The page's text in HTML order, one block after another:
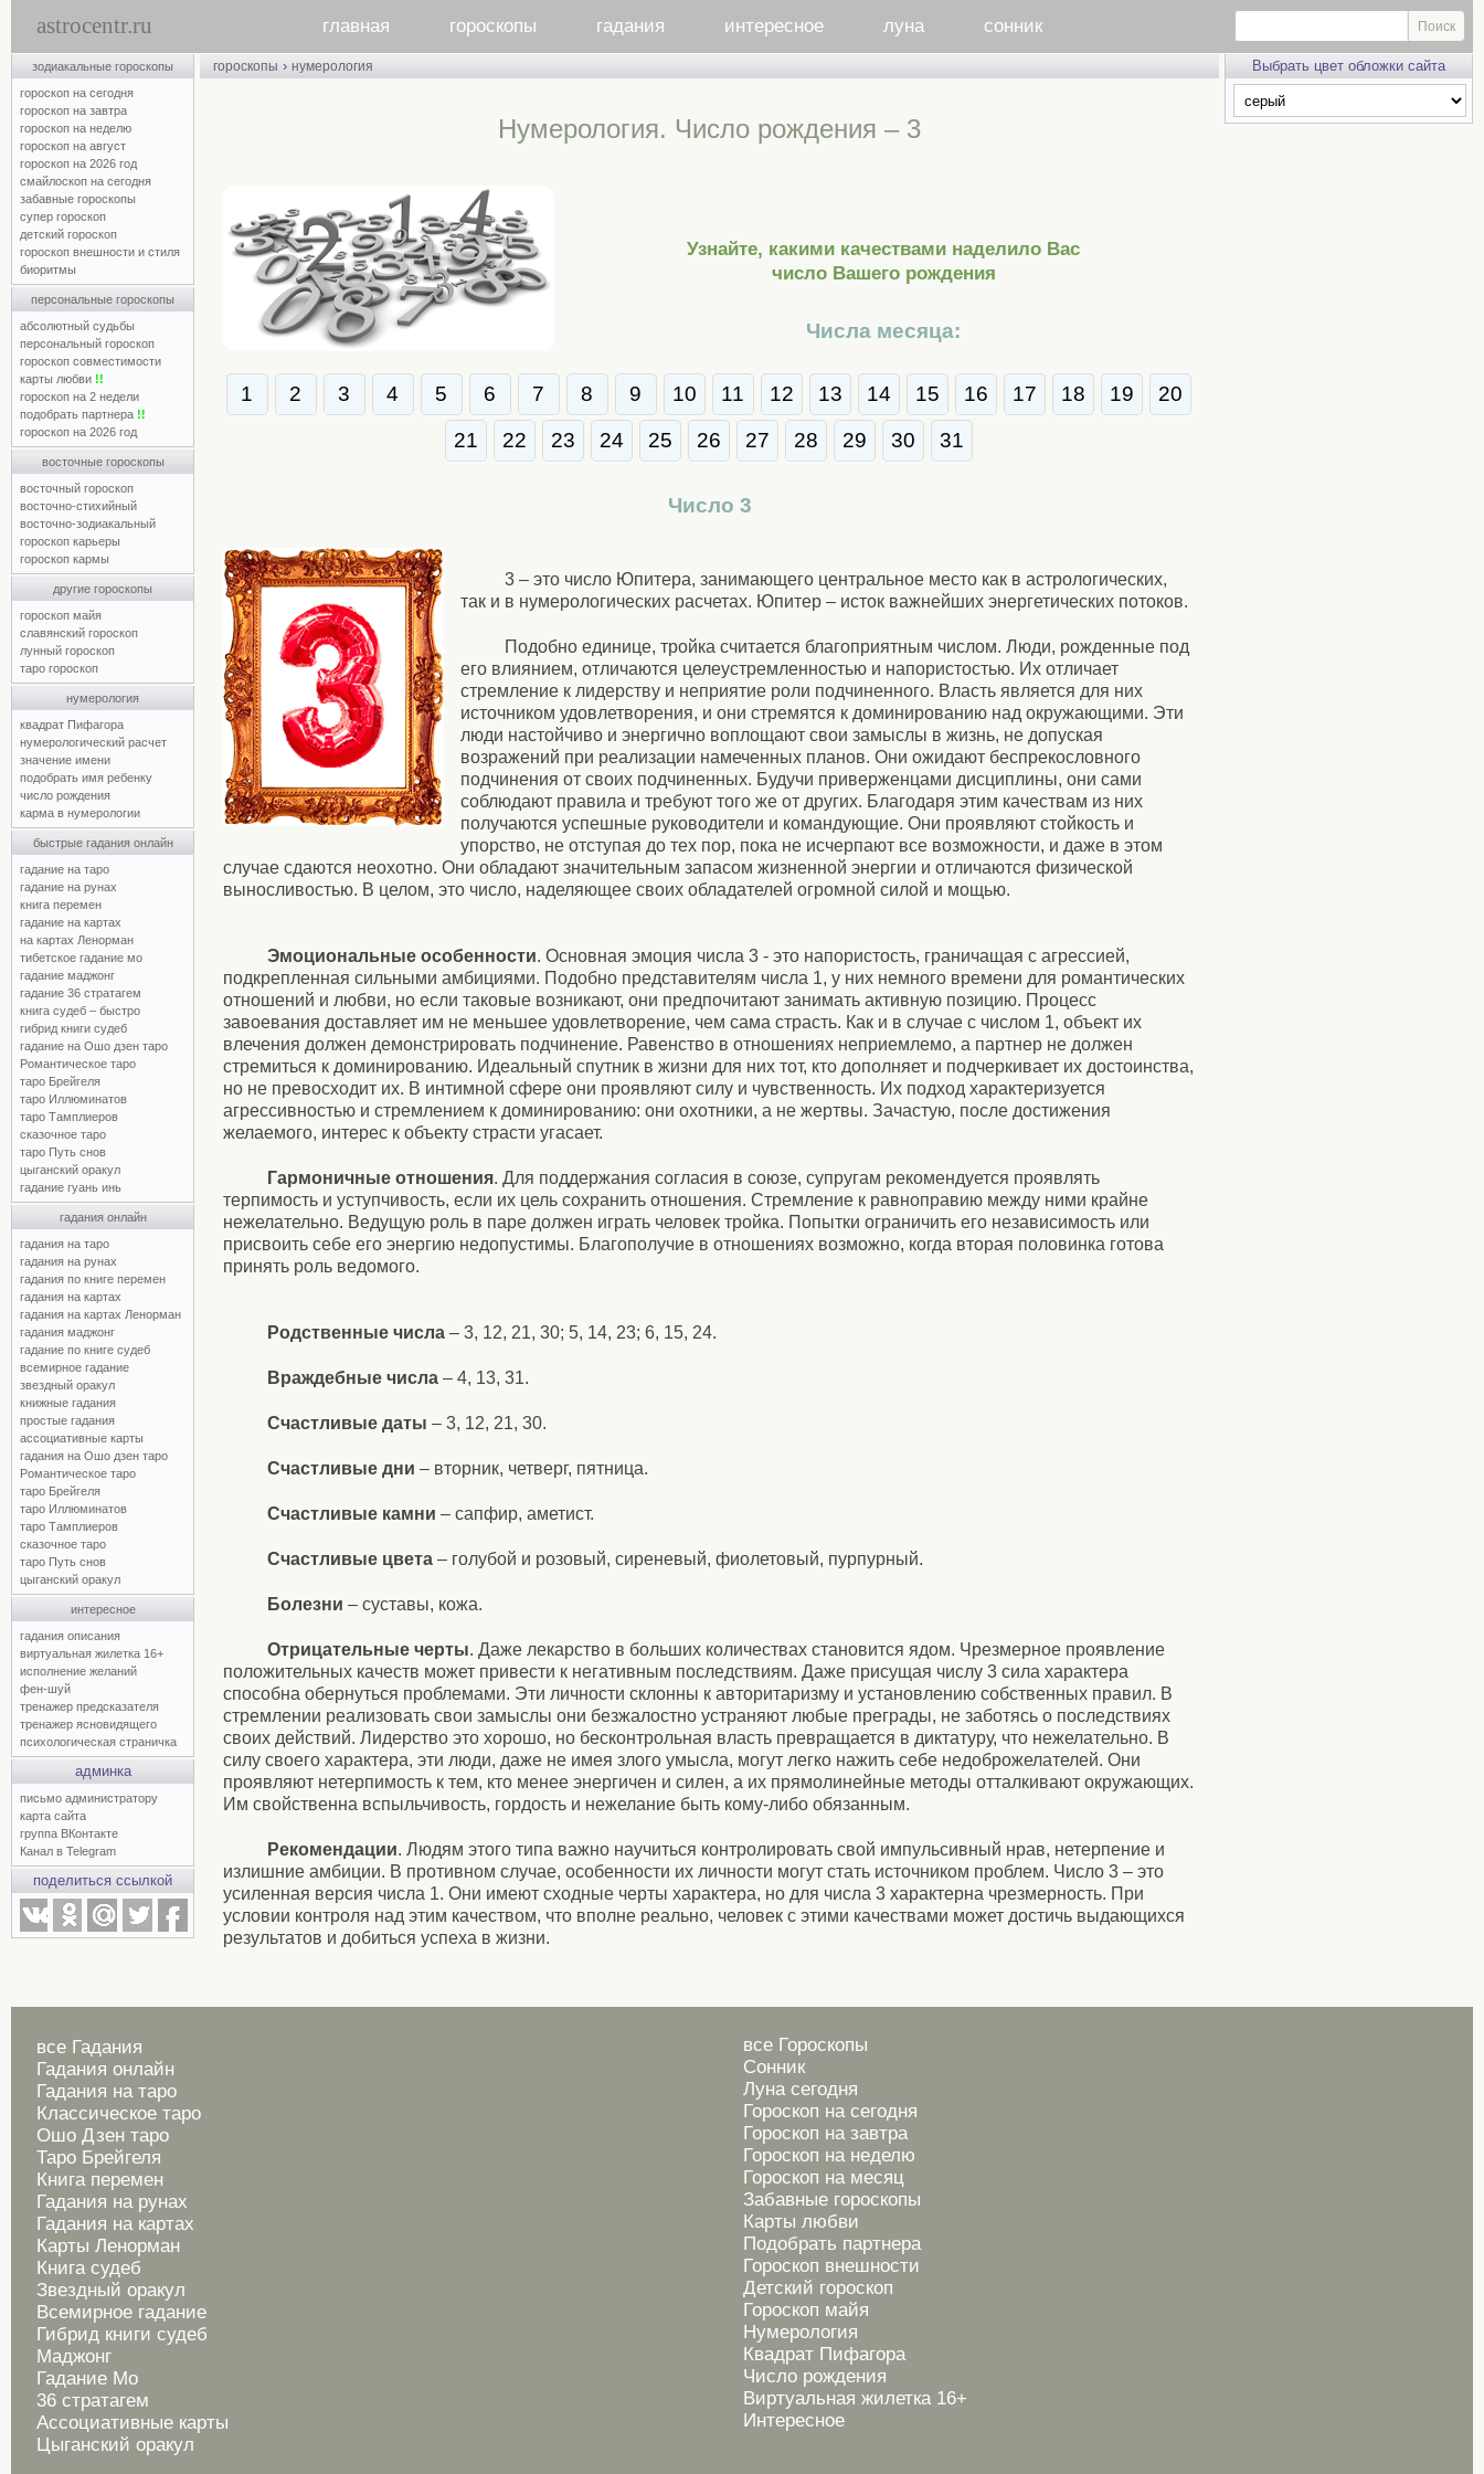
astrocentr.ru главная гороскопы гадания интересное луна сонник
зодиакальные гороскопы
гороскоп на сегодня
гороскоп на завтра
гороскоп на неделю
гороскоп на август
гороскоп на 2026 год
смайлоскоп на сегодня
забавные гороскопы
супер гороскоп
детский гороскоп
гороскоп внешности и стиля
биоритмы
персональные гороскопы
абсолютный судьбы
персональный гороскоп
гороскоп совместимости
карты любви !!
гороскоп на 2 недели
подобрать партнера !!
гороскоп на 2026 год
восточные гороскопы
восточный гороскоп
восточно-стихийный
восточно-зодиакальный
гороскоп карьеры
гороскоп кармы
другие гороскопы
гороскоп майя
славянский гороскоп
лунный гороскоп
таро гороскоп
нумерология
квадрат Пифагора
нумерологический расчет
значение имени
подобрать имя ребенку
число рождения
карма в нумерологии
быстрые гадания онлайн
гадание на таро
гадание на рунах
книга перемен
гадание на картах
на картах Ленорман
тибетское гадание мо
гадание маджонг
гадание 36 стратагем
книга судеб – быстро
гибрид книги судеб
гадание на Ошо дзен таро
Романтическое таро
таро Брейгеля
таро Иллюминатов
таро Тамплиеров
сказочное таро
таро Путь снов
цыганский оракул
гадание гуань инь
гадания онлайн
гадания на таро
гадания на рунах
гадания по книге перемен
гадания на картах
гадания на картах Ленорман
гадания маджонг
гадание по книге судеб
всемирное гадание
звездный оракул
книжные гадания
простые гадания
ассоциативные карты
гадания на Ошо дзен таро
Романтическое таро
таро Брейгеля
таро Иллюминатов
таро Тамплиеров
сказочное таро
таро Путь снов
цыганский оракул
интересное
гадания описания
виртуальная жилетка 16+
исполнение желаний
фен-шуй
тренажер предсказателя
тренажер ясновидящего
психологическая страничка
админка
письмо администратору
карта сайта
группа ВКонтакте
Канал в Telegram
поделиться ссылкой
гороскопы › нумерология
Нумерология. Число рождения – 3
Узнайте, какими качествами наделило Вас
число Вашего рождения
Числа месяца:
1 2 3 4 5 6 7 8 9 10 11 12 13 14 15 16 17 18 19
20
21
22 23 24 25 26 27 28 29 30 31
Число 3
3 – это число Юпитера, занимающего центральное место как в астрологических,
так и в нумерологических расчетах. Юпитер – исток важнейших энергетических потоков.
Подобно единице, тройка считается благоприятным числом. Люди, рожденные под
его влиянием, отличаются целеустремленностью и напористостью. Их отличает
стремление к лидерству и неприятие роли подчиненного. Власть является для них
источником удовлетворения, и они стремятся к доминированию над окружающими. Эти
люди настойчиво и энергично воплощают свои замыслы в жизнь, не допуская
возражений при реализации намеченных планов. Они ожидают беспрекословного
подчинения от своих подчиненных. Будучи приверженцами дисциплины, они сами
соблюдают правила и требуют того же от других. Благодаря этим качествам из них
получаются успешные руководители и командующие. Они проявляют стойкость и
упорство, не отступая до тех пор, пока не исчерпают все возможности, и даже в этом
случае сдаются неохотно. Они обладают значительным запасом жизненной энергии и отличаются физической
выносливостью. В целом, это число, наделяющее своих обладателей огромной силой и мощью.
Эмоциональные особенности. Основная эмоция числа 3 - это напористость, граничащая с агрессией,
подкрепленная сильными амбициями. Подобно представителям числа 1, у них немного времени для романтических
отношений и любви, но если таковые возникают, они предпочитают занимать активную позицию. Процесс
завоевания доставляет им не меньшее удовлетворение, чем сама страсть. Как и в случае с числом 1, объект их
влечения должен демонстрировать подчинение. Равенство в отношениях неприемлемо, а партнер не должен
стремиться к доминированию. Идеальный спутник в жизни для них тот, кто дополняет и подчеркивает их достоинства,
но не превосходит их. В интимной сфере они проявляют силу и чувственность. Их подход характеризуется
агрессивностью и стремлением к доминированию: они охотники, а не жертвы. Зачастую, после достижения
желаемого, интерес к объекту страсти угасает.
Гармоничные отношения. Для поддержания согласия в союзе, супругам рекомендуется проявлять
терпимость и уступчивость, если их цель сохранить отношения. Стремление к равноправию между ними крайне
нежелательно. Ведущую роль в паре должен играть человек тройка. Попытки ограничить его независимость или
присвоить себе его энергию недопустимы. Благополучие в отношениях возможно, когда вторая половинка готова
принять роль ведомого.
Родственные числа – 3, 12, 21, 30; 5, 14, 23; 6, 15, 24.
Враждебные числа – 4, 13, 31.
Счастливые даты – 3, 12, 21, 30.
Счастливые дни – вторник, четверг, пятница.
Счастливые камни – сапфир, аметист.
Счастливые цвета – голубой и розовый, сиреневый, фиолетовый, пурпурный.
Болезни – суставы, кожа.
Отрицательные черты. Даже лекарство в больших количествах становится ядом. Чрезмерное проявление
положительных качеств может привести к негативным последствиям. Даже присущая числу 3 сила характера
способна обернуться проблемами. Эти личности склонны к авторитаризму и установлению собственных правил. В
стремлении реализовать свои замыслы они безжалостно устраняют любые преграды, не заботясь о последствиях
своих действий. Лидерство это хорошо, но бесконтрольная власть превращается в диктатуру, что нежелательно. В
силу своего характера, эти люди, даже не имея злого умысла, могут легко нажить себе недоброжелателей. Они
проявляют нетерпимость к тем, кто менее энергичен и силен, а их прямолинейные методы отталкивают окружающих.
Им свойственна вспыльчивость, гордость и нежелание быть кому-либо обязанным.
Рекомендации. Людям этого типа важно научиться контролировать свой импульсивный нрав, нетерпение и
излишние амбиции. В противном случае, особенности их личности могут стать источником проблем. Число 3 – это
усиленная версия числа 1. Они имеют сходные черты характера, но для числа 3 характерна чрезмерность. При
условии контроля над этим качеством, что вполне реально, человек с этими качествами может достичь выдающихся
результатов и добиться успеха в жизни.
Выбрать цвет обложки сайта
все Гадания
Гадания онлайн
Гадания на таро
Классическое таро
Ошо Дзен таро
Таро Брейгеля
Книга перемен
Гадания на рунах
Гадания на картах
Карты Ленорман
Книга судеб
Звездный оракул
Всемирное гадание
Гибрид книги судеб
Маджонг
Гадание Мо
36 стратагем
Ассоциативные карты
Цыганский оракул
все Гороскопы
Сонник
Луна сегодня
Гороскоп на сегодня
Гороскоп на завтра
Гороскоп на неделю
Гороскоп на месяц
Забавные гороскопы
Карты любви
Подобрать партнера
Гороскоп внешности
Детский гороскоп
Гороскоп майя
Нумерология
Квадрат Пифагора
Число рождения
Виртуальная жилетка 16+
Интересное